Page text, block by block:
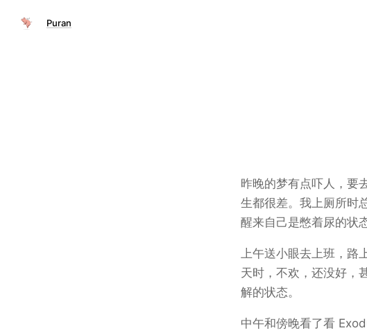
Puran
昨晚的梦有点吓人，要
生都很差。我上厕所时
醒来自己是憋着尿的状态
上午送小眼去上班，路
天时，不欢，还没好，
解的状态。
中午和傍晚看了看